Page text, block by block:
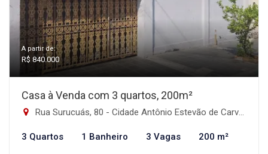
A partir de:
R$ 840.000
Casa à Venda com 3 quartos, 200m²
Rua Surucuás, 80 - Cidade Antônio Estevão de Carvalho, São Paulo-SP
3 Quartos 1 Banheiro 3 Vagas 200 m²